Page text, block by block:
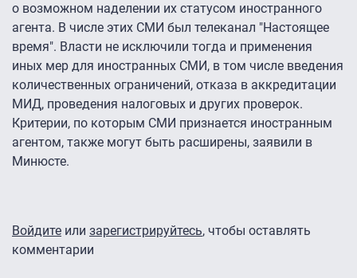
о возможном наделении их статусом иностранного
агента. В числе этих СМИ был телеканал "Настоящее
время". Власти не исключили тогда и применения
иных мер для иностранных СМИ, в том числе введения
количественных ограничений, отказа в аккредитации
МИД, проведения налоговых и других проверок.
Критерии, по которым СМИ признается иностранным
агентом, также могут быть расширены, заявили в
Минюсте.
Войдите или зарегистрируйтесь, чтобы оставлять
комментарии